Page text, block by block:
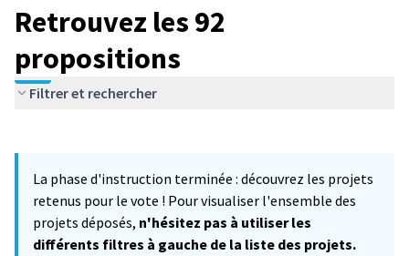
Retrouvez les 92
propositions
Filtrer et rechercher
−
La phase d'instruction terminée : découvrez les projets
retenus pour le vote ! Pour visualiser l'ensemble des
projets déposés, n'hésitez pas à utiliser les
différents filtres à gauche de la liste des projets.